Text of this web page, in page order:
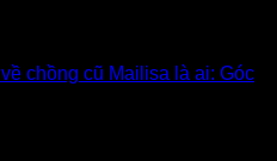
chồng cũ Mailisa là ai: Góc